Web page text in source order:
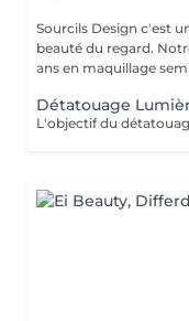
Sourcils Design c'est
beauté du regard.
ans en maquillage
Détatouage